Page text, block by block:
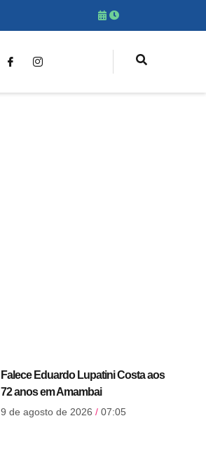
Falece Eduardo Lupatini Costa aos
72 anos em Amambai
9 de agosto de 2026 07:05